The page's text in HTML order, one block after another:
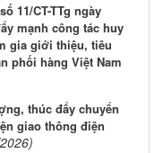
11/CT-TTg ngày
mạnh công tác huy
gia giới thiệu, tiêu
phối hàng Việt Nam
thúc đẩy chuyển
giao thông điện